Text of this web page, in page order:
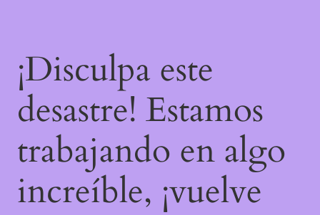
¡Disculpa este
desastre! Estamos
trabajando en algo
increíble, ¡vuelve